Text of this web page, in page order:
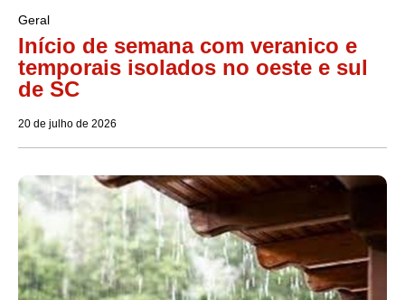
Geral
Início de semana com veranico e
temporais isolados no oeste e sul
de SC
20 de julho de 2026